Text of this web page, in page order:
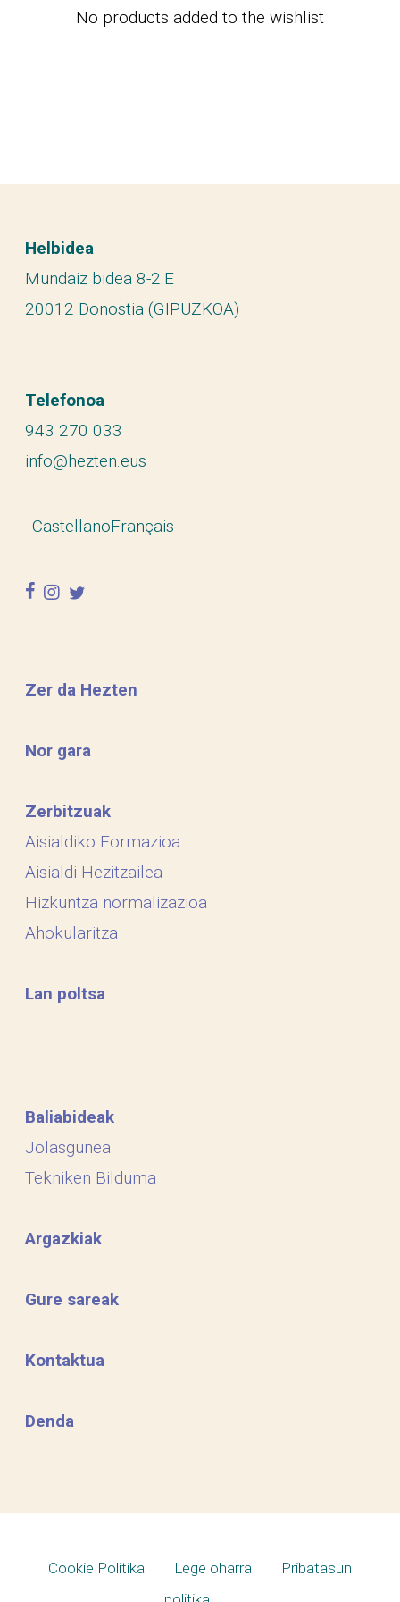
No products added to the wishlist
Helbidea
Mundaiz bidea 8-2.E
20012 Donostia (GIPUZKOA)
Telefonoa
943 270 033
info@hezten.eus
CastellanoFrançais
facebook
instagram
twitter
Zer da Hezten
Nor gara
Zerbitzuak
Aisialdiko Formazioa
Aisialdi Hezitzailea
Hizkuntza normalizazioa
Ahokularitza
Lan poltsa
Baliabideak
Jolasgunea
Tekniken Bilduma
Argazkiak
Gure sareak
Kontaktua
Denda
Cookie Politika Lege oharra
Pribatasun